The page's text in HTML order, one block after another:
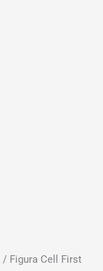
/ Figura Cell First